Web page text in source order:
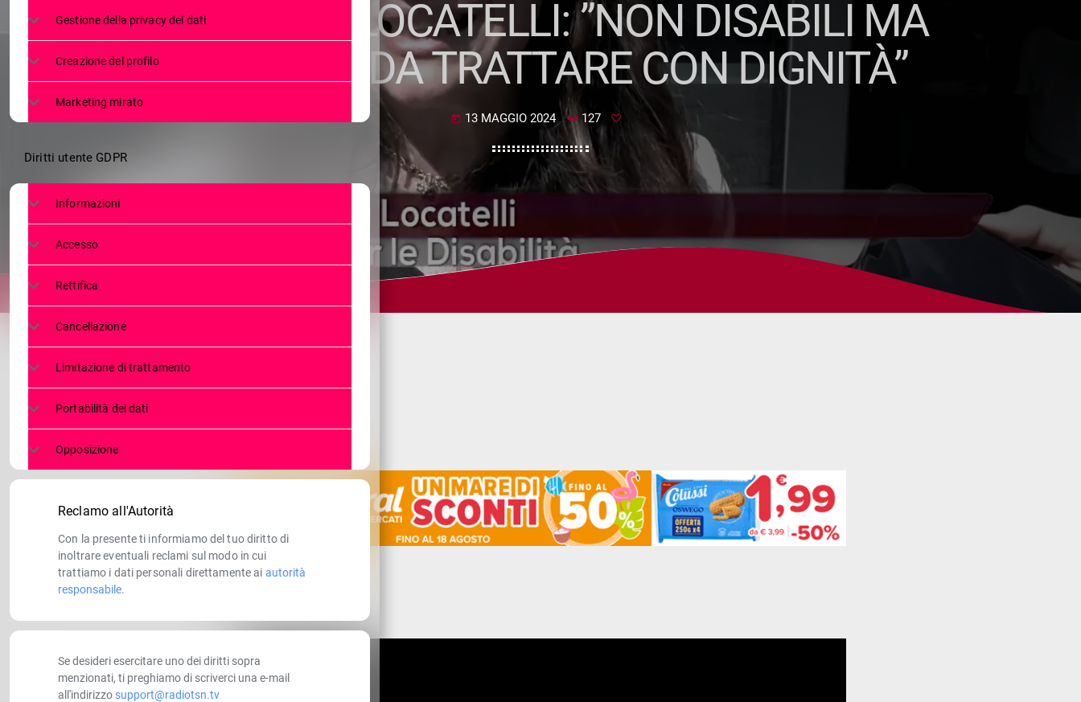
MINISTRO LOCATELLI: ”NON DISABILI MA
PERSONE DA TRATTARE CON DIGNITÀ”
today 13 MAGGIO 2024 127
Gestione della privacy dei dati
Creazione del profilo
Marketing mirato
Diritti utente GDPR
Informazioni
Accesso
Rettifica
Cancellazione
Limitazione di trattamento
Portabilità dei dati
Opposizione
Reclamo all'Autorità
Con la presente ti informiamo del tuo diritto di
inoltrare eventuali reclami sul modo in cui
trattiamo i dati personali direttamente ai autorità
responsabile.
Se desideri esercitare uno dei diritti sopra
menzionati, ti preghiamo di scriverci una e-mail
all'indirizzo support@radiotsn.tv